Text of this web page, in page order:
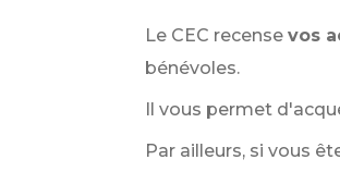
Le CEC recense vos
bénévoles.
Il vous permet
Par ailleurs, si vous